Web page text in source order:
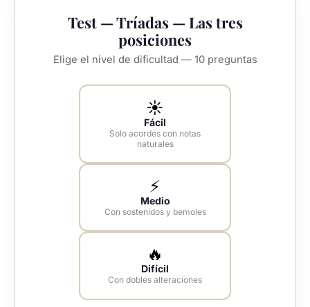
Test — Tríadas — Las tres
posiciones
Elige el nivel de dificultad — 10 preguntas
☀️
Fácil
Solo acordes con notas
naturales
⚡
Medio
Con sostenidos y bemoles
🔥
Difícil
Con dobles alteraciones